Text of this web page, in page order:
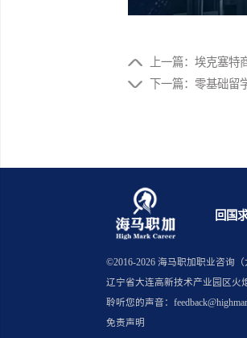
上一篇：埃克
下一篇：零基